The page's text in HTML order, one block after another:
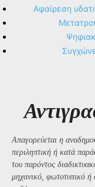
Αφαίρεση
Απαγορεύεται η
περιληπτική ή κατά
του παρόντος
μηχανικό, φωτοτυπικό ή